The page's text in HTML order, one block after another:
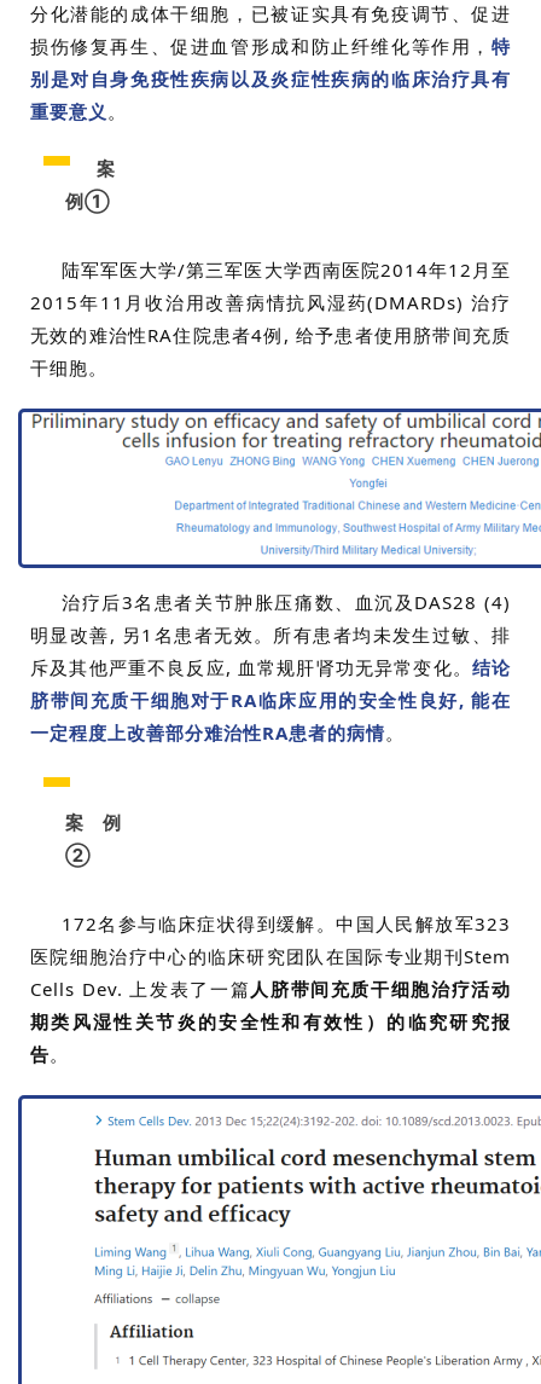
再
生
医
会
于
我
们
分化潜能的成体干细胞，已被证实具有免疫调节、促进
损伤修复再生、促进血管形成和防止纤维化等作用， 特
别是对自身免疫性疾病以及炎症性疾病的临床治疗具有
重要意义 。
案
例①
陆军军医大学/第三军医大学西南医院2014年12月至
2015年11月收治用改善病情抗风湿药(DMARDs) 治疗
无效的难治性RA住院患者4例, 给予患者使用脐带间充质
干细胞。
治疗后3名患者关节肿胀压痛数、血沉及DAS28 (4)
明显改善, 另1名患者无效。所有患者均未发生过敏、排
斥及其他严重不良反应, 血常规肝肾功无异常变化。 结论
脐带间充质干细胞对于RA临床应用的安全性良好, 能在
一定程度上改善部分难治性RA患者的病情。
案例
②
172名参与临床症状得到缓解。中国人民解放军323
医院细胞治疗中心的临床研究团队在国际专业期刊Stem
Cells Dev. 上发表了一篇 人脐带间充质干细胞治疗活动
期类风湿性关节炎的安全性和有效性）的临究研究报
告。